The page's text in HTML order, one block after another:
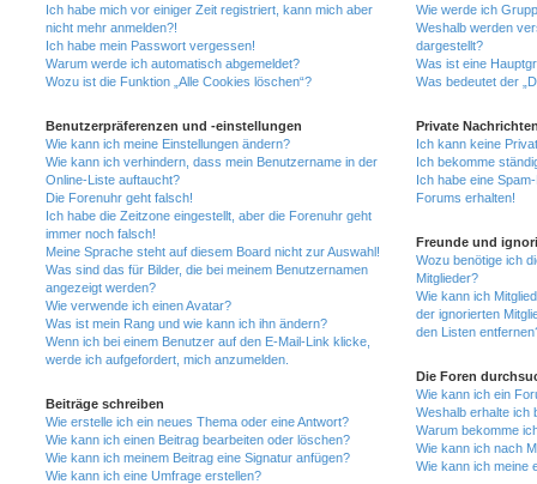
Ich habe mich vor einiger Zeit registriert, kann mich aber
nicht mehr anmelden?!
Ich habe mein Passwort vergessen!
Warum werde ich automatisch abgemeldet?
Wozu ist die Funktion „Alle Cookies löschen“?
Benutzerpräferenzen und -einstellungen
Wie kann ich meine Einstellungen ändern?
Wie kann ich verhindern, dass mein Benutzername in der
Online-Liste auftaucht?
Die Forenuhr geht falsch!
Ich habe die Zeitzone eingestellt, aber die Forenuhr geht
immer noch falsch!
Meine Sprache steht auf diesem Board nicht zur Auswahl!
Was sind das für Bilder, die bei meinem Benutzernamen
angezeigt werden?
Wie verwende ich einen Avatar?
Was ist mein Rang und wie kann ich ihn ändern?
Wenn ich bei einem Benutzer auf den E-Mail-Link klicke,
werde ich aufgefordert, mich anzumelden.
Beiträge schreiben
Wie erstelle ich ein neues Thema oder eine Antwort?
Wie kann ich einen Beitrag bearbeiten oder löschen?
Wie kann ich meinem Beitrag eine Signatur anfügen?
Wie kann ich eine Umfrage erstellen?
Wie werde ich
Weshalb werden
dargestellt?
Was ist eine
Was bedeutet der
Private
Ich kann keine
Ich bekomme
Ich habe eine
Forums erhalten!
Freunde und
Wozu benötige ich
Mitglieder?
Wie kann ich
der ignorierten
den Listen
Die Foren
Wie kann ich ein
Weshalb erhalte ich
Warum bekomme
Wie kann ich nach
Wie kann ich meine